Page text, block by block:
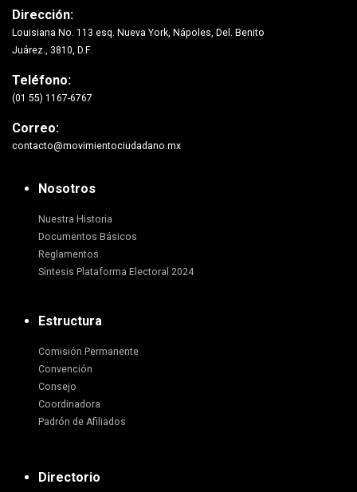
Dirección:
Louisiana No. 113 esq. Nueva York, Nápoles, Del. Benito
Juárez., 3810, D.F.
Teléfono:
(01 55) 1167-6767
Correo:
contacto@movimientociudadano.mx
Nosotros
Nuestra Historia
Documentos Básicos
Reglamentos
Síntesis Plataforma Electoral 2024
Estructura
Comisión Permanente
Convención
Consejo
Coordinadora
Padrón de Afiliados
Directorio